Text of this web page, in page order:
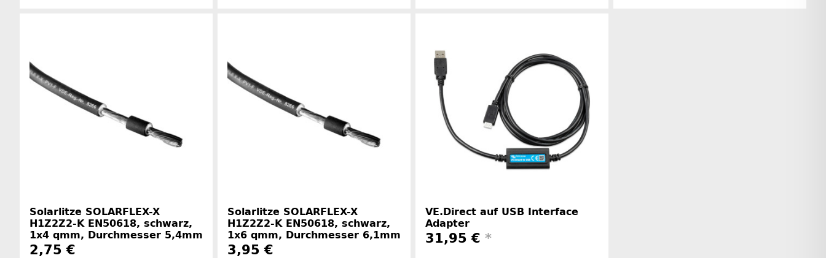
Solarlitze SOLARFLEX-X
H1Z2Z2-K EN50618, schwarz,
1x4 qmm, Durchmesser 5,4mm
2,75 €
Solarlitze SOLARFLEX-X
H1Z2Z2-K EN50618, schwarz,
1x6 qmm, Durchmesser 6,1mm
3,95 €
VE.Direct auf USB Interface
Adapter
31,95 € *